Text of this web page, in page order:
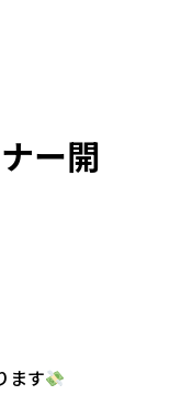
ー開
ます